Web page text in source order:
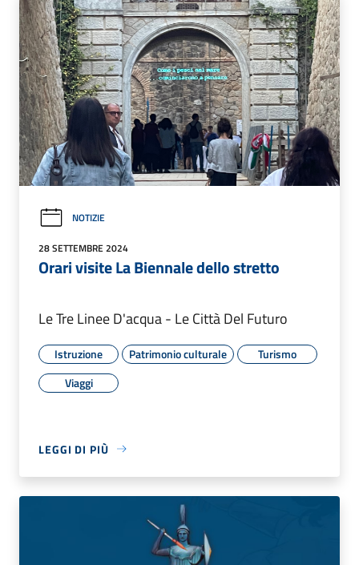
NOTIZIE
28 SETTEMBRE 2024
Orari visite La Biennale dello stretto
Le Tre Linee D'acqua - Le Città Del Futuro
Istruzione Patrimonio culturale
Turismo
Viaggi
LEGGI DI PIÙ